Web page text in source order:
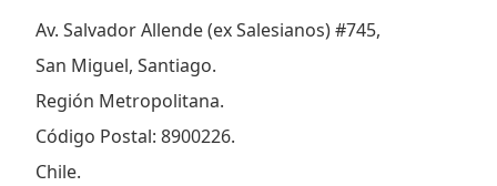
Dirección:
Av. Salvador Allende (ex Salesianos) #745,
San Miguel, Santiago.
Región Metropolitana.
Código Postal: 8900226.
Chile.